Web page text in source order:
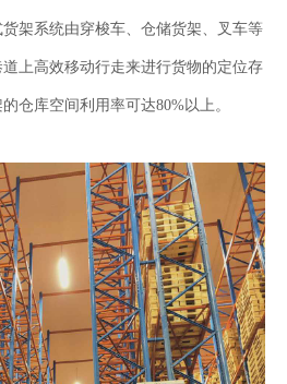
架系统由穿梭车、仓储货架、叉车等
上高效移动行走来进行货物的定位存
仓库空间利用率可达80%以上。